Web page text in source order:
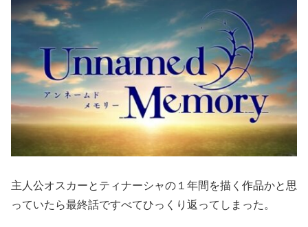
主人公オスカーとティナーシャの１年間を描く作品かと思
っていたら最終話ですべてひっくり返ってしまった。